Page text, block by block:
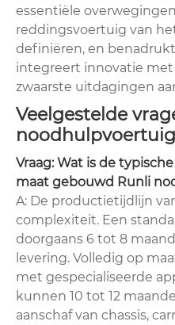
essentiële
reddingsvoertuig van
definiëren, en
integreert innovatie
zwaarste uitdagingen
Veelgestelde
Vraag: Wat is de
maat gebouwd Runli
A: De productietijdlijn
complexiteit. Een
doorgaans 6 tot 8
levering. Volledig op
met gespecialiseerde
kunnen 10 tot 12
aanschaf van chassis,